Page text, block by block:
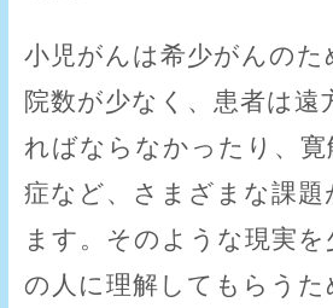
小児がんは希少がんのた
院数が少なく、患者は遠
ればならなかったり、寛
症など、さまざまな課題
ます。そのような現実を
の人に理解してもらう